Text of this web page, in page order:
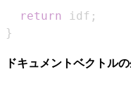
return idf ;
}
ドキュメントベクトル